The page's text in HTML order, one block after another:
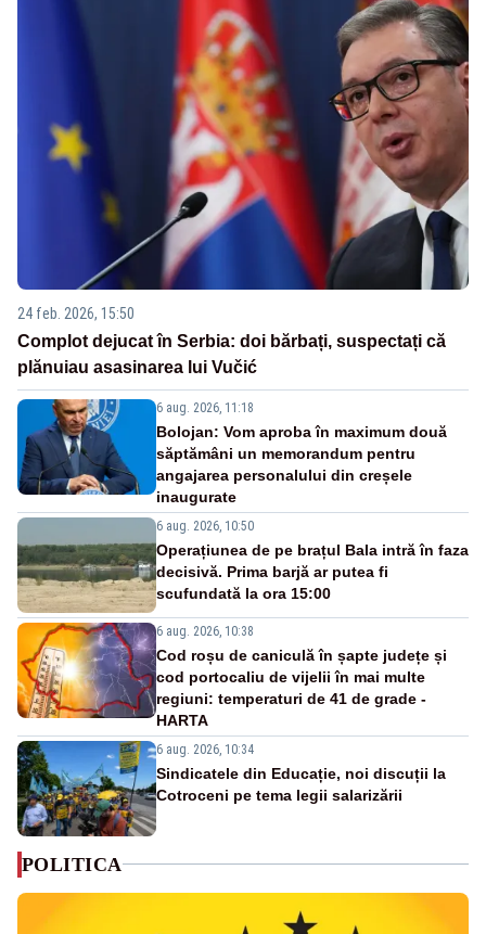
24 feb. 2026, 15:50
Complot dejucat în Serbia: doi bărbați, suspectați că
plănuiau asasinarea lui Vučić
6 aug. 2026, 11:18
Bolojan: Vom aproba în maximum două
săptămâni un memorandum pentru
angajarea personalului din creșele
inaugurate
6 aug. 2026, 10:50
Operațiunea de pe brațul Bala intră în faza
decisivă. Prima barjă ar putea fi
scufundată la ora 15:00
6 aug. 2026, 10:38
Cod roșu de caniculă în șapte județe și
cod portocaliu de vijelii în mai multe
regiuni: temperaturi de 41 de grade -
HARTA
6 aug. 2026, 10:34
Sindicatele din Educație, noi discuții la
Cotroceni pe tema legii salarizării
POLITICA